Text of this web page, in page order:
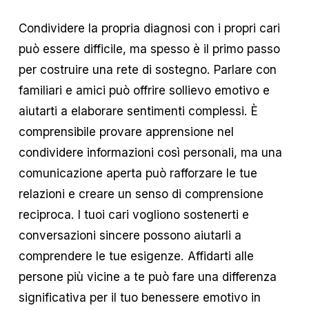
Condividere la propria diagnosi con i propri cari
può essere difficile, ma spesso è il primo passo
per costruire una rete di sostegno. Parlare con
familiari e amici può offrire sollievo emotivo e
aiutarti a elaborare sentimenti complessi. È
comprensibile provare apprensione nel
condividere informazioni così personali, ma una
comunicazione aperta può rafforzare le tue
relazioni e creare un senso di comprensione
reciproca. I tuoi cari vogliono sostenerti e
conversazioni sincere possono aiutarli a
comprendere le tue esigenze. Affidarti alle
persone più vicine a te può fare una differenza
significativa per il tuo benessere emotivo in